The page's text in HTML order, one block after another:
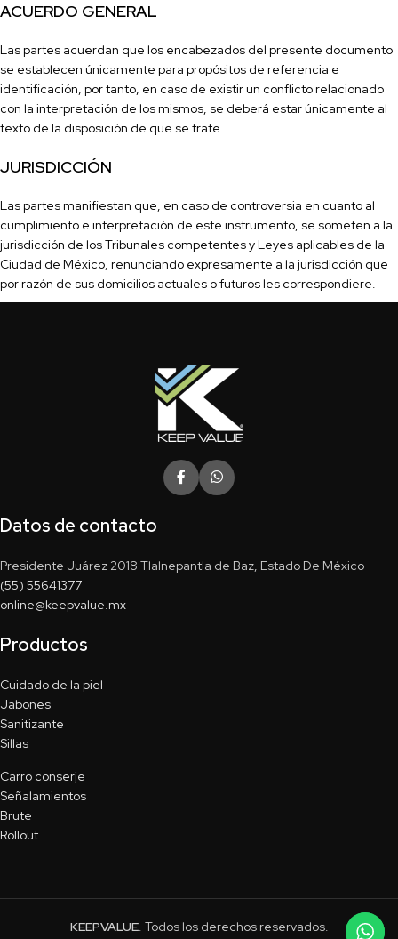
ACUERDO GENERAL
Las partes acuerdan que los encabezados del presente documento
se establecen únicamente para propósitos de referencia e
identificación, por tanto, en caso de existir un conflicto relacionado
con la interpretación de los mismos, se deberá estar únicamente al
texto de la disposición de que se trate.
JURISDICCIÓN
Las partes manifiestan que, en caso de controversia en cuanto al
cumplimiento e interpretación de este instrumento, se someten a la
jurisdicción de los Tribunales competentes y Leyes aplicables de la
Ciudad de México, renunciando expresamente a la jurisdicción que
por razón de sus domicilios actuales o futuros les correspondiere.
Datos de contacto
Presidente Juárez 2018 Tlalnepantla de Baz, Estado De México
(55) 55641377
online@keepvalue.mx
Productos
Cuidado de la piel
Jabones
Sanitizante
Sillas
Carro conserje
Señalamientos
Brute
Rollout
KEEPVALUE. Todos los derechos reservados.